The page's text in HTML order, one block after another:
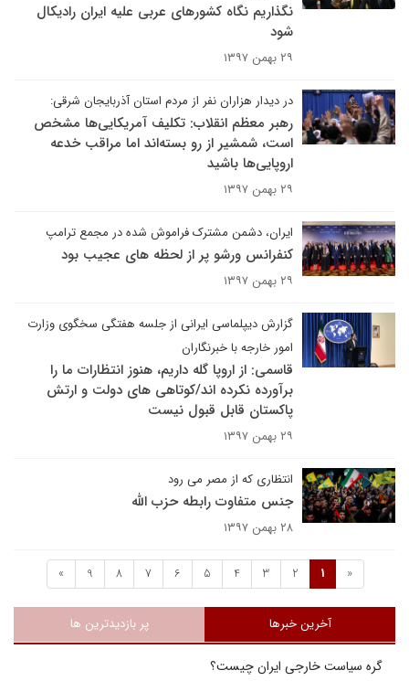
نگذاریم نگاه کشورهای عربی علیه ایران رادیکال
شود
۲۹ بهمن ۱۳۹۷
در دیدار هزاران نفر از مردم استان آذربایجان شرقی:
رهبر معظم انقلاب: تکلیف آمریکایی‌ها مشخص
است، شمشیر از رو بسته‌اند اما مراقب خدعه
اروپایی‌ها باشید
۲۹ بهمن ۱۳۹۷
ایران، دشمن مشترک فراموش شده در مجمع ترامپ
کنفرانس ورشو پر از لحظه های عجیب بود
۲۹ بهمن ۱۳۹۷
گزارش دیپلماسی ایرانی از جلسه هفتگی سخگوی وزارت
امور خارجه با خبرنگاران
قاسمی: از اروپا گله داریم، هنوز انتظارات ما را
برآورده نکرده اند/کوتاهی های دولت و ارتش
پاکستان قابل قبول نیست
۲۹ بهمن ۱۳۹۷
انتظاری که از مصر می رود
جنس متفاوت رابطه حزب الله
۲۸ بهمن ۱۳۹۷
«
1
2
3
4
5
6
7
8
9
»
آخرین خبرها پر بازدیدترین ها
گره سیاست خارجی ایران چیست؟